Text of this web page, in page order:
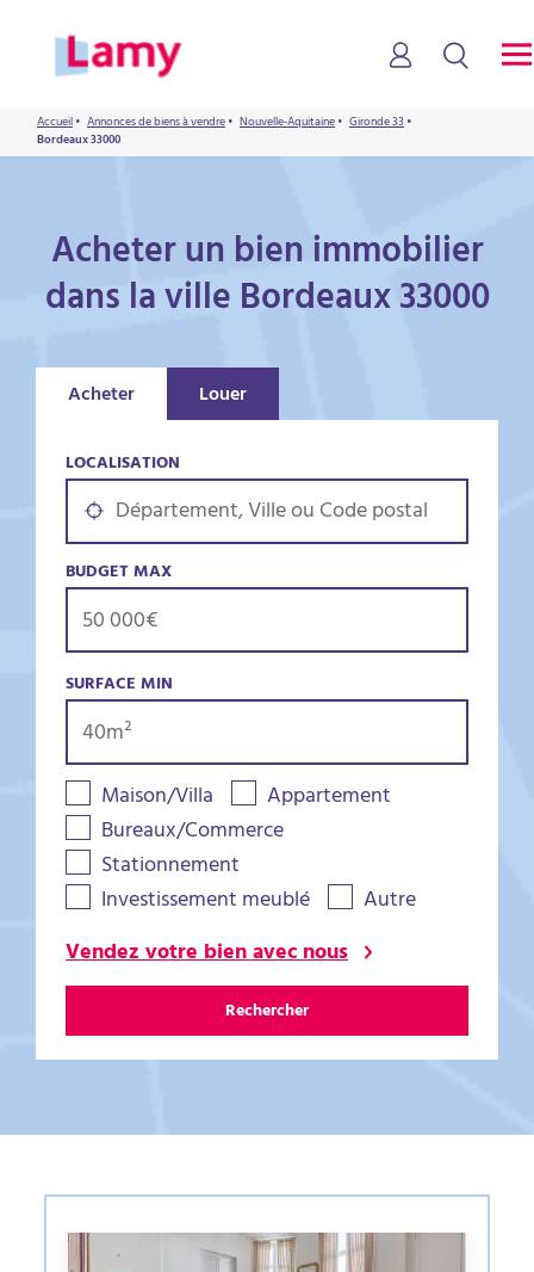
Accueil• Annonces de biens à vendre• Nouvelle-Aquitaine• Gironde 33•
Bordeaux 33000
Acheter un bien immobilier
dans la ville Bordeaux 33000
Acheter Louer
LOCALISATION
BUDGET MAX
SURFACE MIN
Maison/Villa
Appartement
Bureaux/Commerce
Stationnement
Investissement meublé
Autre
Vendez votre bien avec nous
Rechercher